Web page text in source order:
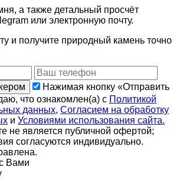
а также детальный просчёт
или электронную почту.
и получите природный камень точно
Нажимая кнопку «Отправить
что ознакомлен(а) с Политикой
данных, Согласием на обработку
и Условиями использования сайта.
не является публичной офертой;
согласуются индивидуально.
Вами